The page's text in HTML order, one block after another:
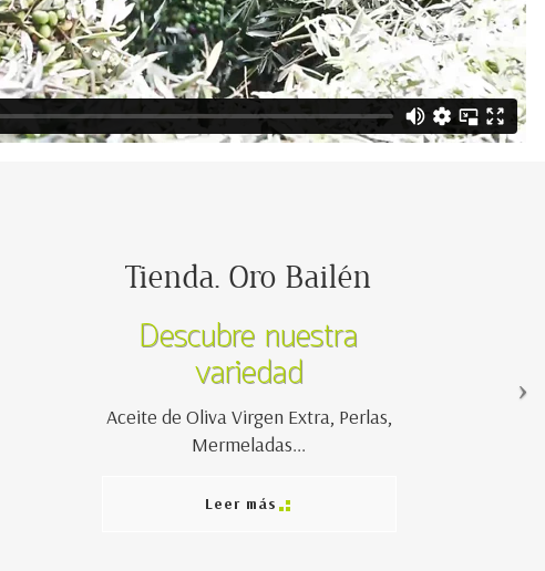
Tienda. Oro Bailén
Descubre nuestra
variedad
Aceite de Oliva Virgen Extra, Perlas,
Mermeladas...
Leer más